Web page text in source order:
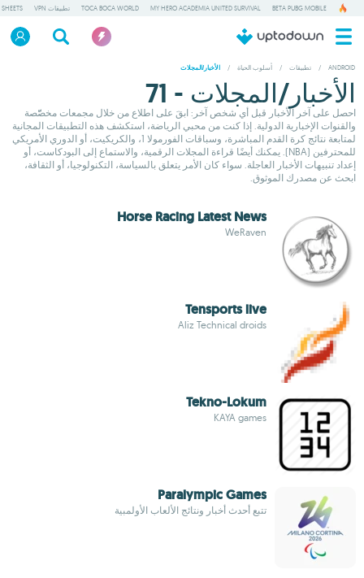
BETA PUBG MOBILE
MY HERO ACADEMIA UNITED SURVIVAL
TOCA BOCA WORLD تطبيقات VPN
ANDROID
/ تطبيقات / أسلوب الحياة / الأخبار/المجلات
الأخبار/المجلات - 71
احصل على آخر الأخبار قبل أي شخص آخر: ابقَ على اطلاع من خلال مجمعات مخصّّصة
والقنوات الإخبارية الدولية. إذا كنت من محبي الرياضة، استكشف هذه التطبيقات المجانية
لمتابعة نتائج كرة القدم المباشرة، وسباقات الفورمولا 1، والكريكيت، أو الدوري الأمريكي
للمحترفين (NBA). يمكنك أيضًا قراءة المجلات الرقمية، والاستماع إلى البودكاست، أو
إعداد تنبيهات الأخبار العاجلة. سواء كان الأمر يتعلق بالسياسة، التكنولوجيا، أو الثقافة،
ابحث عن مصدرك الموثوق.
Horse Racing Latest News
WeRaven
Tensports live
Aliz Technical droids
Tekno-Lokum
KAYA games
Paralympic Games
تتبع أحدث أخبار ونتائج الألعاب الأولمبية